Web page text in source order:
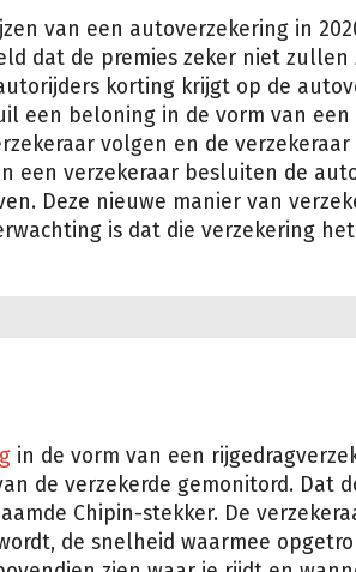
van een autoverzekering in
dat de premies zeker niet zullen
korting krijgt op de
een beloning in de vorm van een
volgen en de verzekeraar
een verzekeraar besluiten de
Deze nieuwe manier van
is dat die verzekering
in de vorm van een
de verzekerde gemonitord. Dat
Chipin-stekker. De
de snelheid waarmee